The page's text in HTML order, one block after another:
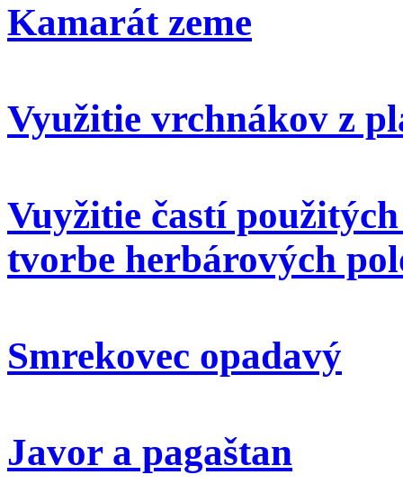
Kamarát zeme
Využitie vrchnákov z
Vuyžitie častí
tvorbe herbárových
Smrekovec opadavý
Javor a pagaštan